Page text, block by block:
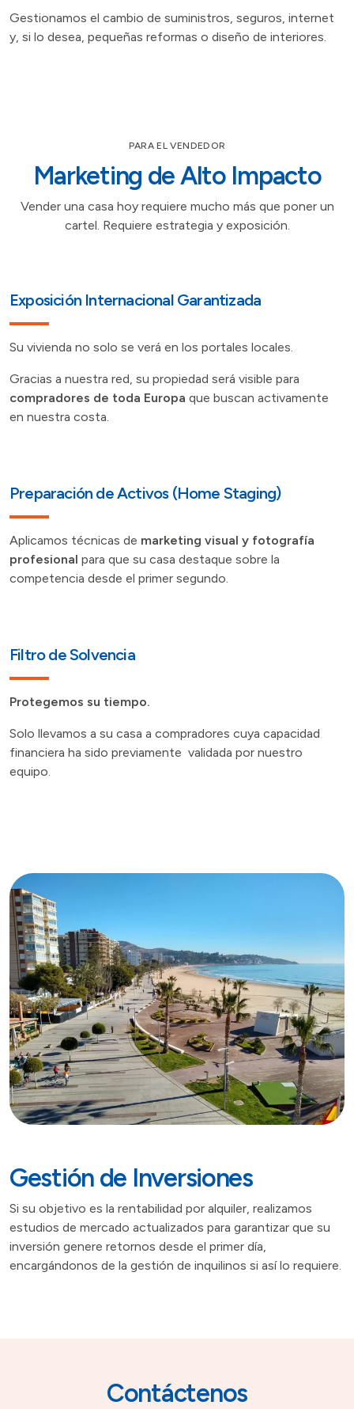
Gestionamos el cambio de suministros, seguros, internet
y, si lo desea, pequeñas reformas o diseño de interiores.
PARA EL VENDEDOR
Marketing de Alto Impacto
Vender una casa hoy requiere mucho más que poner un
cartel. Requiere estrategia y exposición.
Exposición Internacional Garantizada
Su vivienda no solo se verá en los portales locales.
Gracias a nuestra red, su propiedad será visible para
compradores de toda Europa que buscan activamente
en nuestra costa.
Preparación de Activos (Home Staging)
Aplicamos técnicas de marketing visual y fotografía
profesional para que su casa destaque sobre la
competencia desde el primer segundo.
Filtro de Solvencia
Protegemos su tiempo.
Solo llevamos a su casa a compradores cuya capacidad
financiera ha sido previamente validada por nuestro
equipo.
Gestión de Inversiones
Si su objetivo es la rentabilidad por alquiler, realizamos
estudios de mercado actualizados para garantizar que su
inversión genere retornos desde el primer día,
encargándonos de la gestión de inquilinos si así lo requiere.
Contáctenos